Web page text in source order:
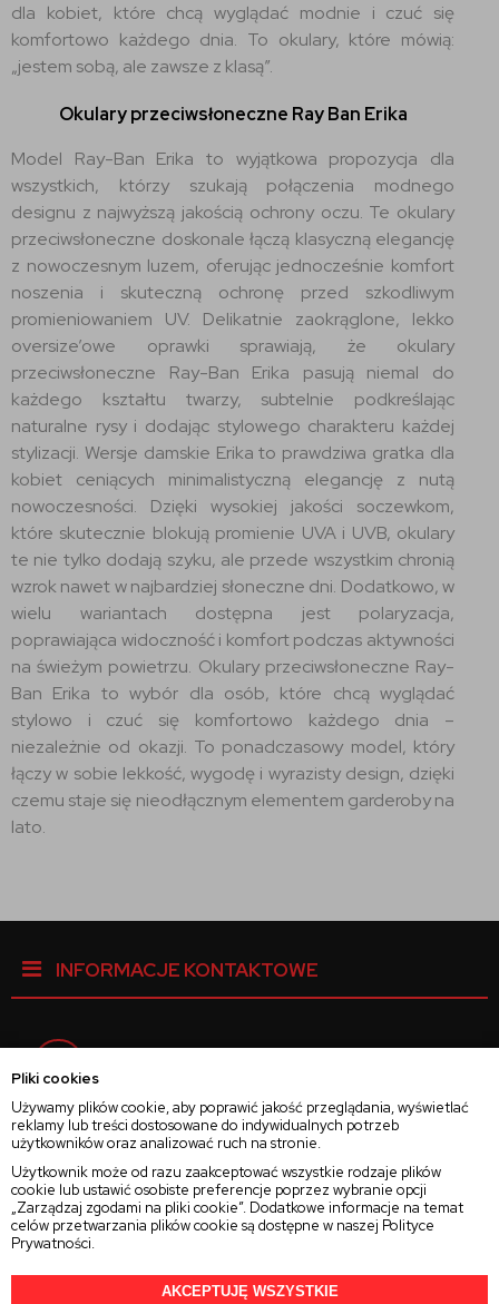
Pliki cookies
Używamy plików cookie, aby poprawić jakość przeglądania, wyświetlać
reklamy lub treści dostosowane do indywidualnych potrzeb
użytkowników oraz analizować ruch na stronie.
Użytkownik może od razu zaakceptować wszystkie rodzaje plików
cookie lub ustawić osobiste preferencje poprzez wybranie opcji
„Zarządzaj zgodami na pliki cookie”. Dodatkowe informacje na temat
celów przetwarzania plików cookie są dostępne w naszej Polityce
Prywatności.
AKCEPTUJĘ WSZYSTKIE
dla kobiet, które chcą wyglądać modnie i czuć się
komfortowo każdego dnia. To okulary, które mówią:
„jestem sobą, ale zawsze z klasą”.
Okulary przeciwsłoneczne Ray Ban Erika
Model Ray-Ban Erika to wyjątkowa propozycja dla
wszystkich, którzy szukają połączenia modnego
designu z najwyższą jakością ochrony oczu. Te okulary
przeciwsłoneczne doskonale łączą klasyczną elegancję
z nowoczesnym luzem, oferując jednocześnie komfort
noszenia i skuteczną ochronę przed szkodliwym
promieniowaniem UV. Delikatnie zaokrąglone, lekko
oversize’owe oprawki sprawiają, że okulary
przeciwsłoneczne Ray-Ban Erika pasują niemal do
każdego kształtu twarzy, subtelnie podkreślając
naturalne rysy i dodając stylowego charakteru każdej
stylizacji. Wersje damskie Erika to prawdziwa gratka dla
kobiet ceniących minimalistyczną elegancję z nutą
nowoczesności. Dzięki wysokiej jakości soczewkom,
które skutecznie blokują promienie UVA i UVB, okulary
te nie tylko dodają szyku, ale przede wszystkim chronią
wzrok nawet w najbardziej słoneczne dni. Dodatkowo, w
wielu wariantach dostępna jest polaryzacja,
poprawiająca widoczność i komfort podczas aktywności
na świeżym powietrzu. Okulary przeciwsłoneczne Ray-
Ban Erika to wybór dla osób, które chcą wyglądać
stylowo i czuć się komfortowo każdego dnia –
niezależnie od okazji. To ponadczasowy model, który
łączy w sobie lekkość, wygodę i wyrazisty design, dzięki
czemu staje się nieodłącznym elementem garderoby na
lato.
INFORMACJE KONTAKTOWE
Instagram
Twitter